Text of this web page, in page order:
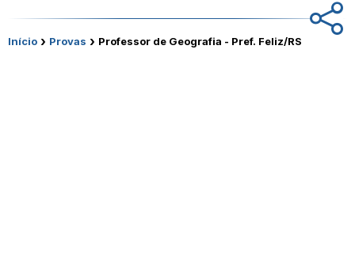
Início › Provas › Professor de Geografia - Pref. Feliz/RS